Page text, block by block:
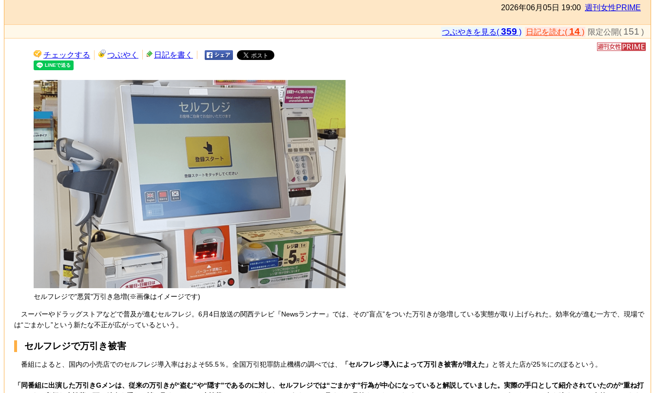
2026年06月05日 19:00 週刊女性PRIME
つぶやきを見る( 359 ) 日記を読む( 14 ) 限定公開( 151 )
チェックする つぶやく 日記を書く
セルフレジで"悪質"万引き急増(※画像はイメージです)
スーパーやドラッグストアなどで普及が進むセルフレジ。6月4日放送の関西テレビ『Newsランナー』では、その“盲点”をついた万引きが急増している実態が取り上げられた。効率化が進む一方で、現場で
は“ごまかし”という新たな不正が広がっているという。
セルフレジで万引き被害
番組によると、国内の小売店でのセルフレジ導入率はおよそ55.5％。全国万引犯罪防止機構の調べでは、 「セルフレジ導入によって万引き被害が増えた」 と答えた店が25％にのぼるという。
「同番組に出演した万引きGメンは、従来の万引きが“盗む”や“隠す”であるのに対し、セルフレジでは“ごまかす”行為が中心になっていると解説していました。実際の手口として紹介されていたのが“重ね打